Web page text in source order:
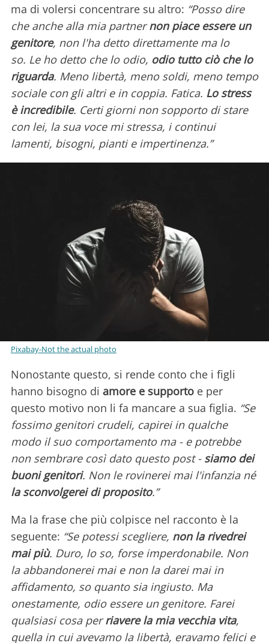
ma di volersi concentrare su altro: “Posso dire
che anche alla mia partnernon piace essere un
genitore, non l'ha detto direttamente ma lo
so. Le ho detto che lo odio, odio tutto ciò che lo
riguarda. Meno libertà, meno soldi, meno tempo
sociale con gli altri e in coppia. Fatica. Lo stress
è incredibile. Certi giorni non sopporto di stare
con lei, la sua voce mi stressa, i continui
lamenti, bisogni, pianti e impertinenza.”
Pixabay-Not the actual photo
Nonostante questo, si rende conto che i figli
hanno bisogno di amore e supporto e per
questo motivo non li fa mancare a sua figlia. “Se
fossimo genitori crudeli, capirei in qualche
modo il suo comportamento ma - e potrebbe
non sembrare così dato questo post - siamo dei
buoni genitori. Non le rovinerei mai l'infanzia né
la sconvolgerei di proposito.”
Ma la frase che più colpisce nel racconto è la
seguente: “Se potessi scegliere, non la rivedrei
mai più. Duro, lo so, forse imperdonabile. Non
la abbandonerei mai e non la darei mai in
affidamento, so quanto sia ingiusto. Ma
onestamente, odio essere un genitore. Farei
qualsiasi cosa perriavere la mia vecchia vita,
quella in cui avevamo la libertà, eravamo felici e